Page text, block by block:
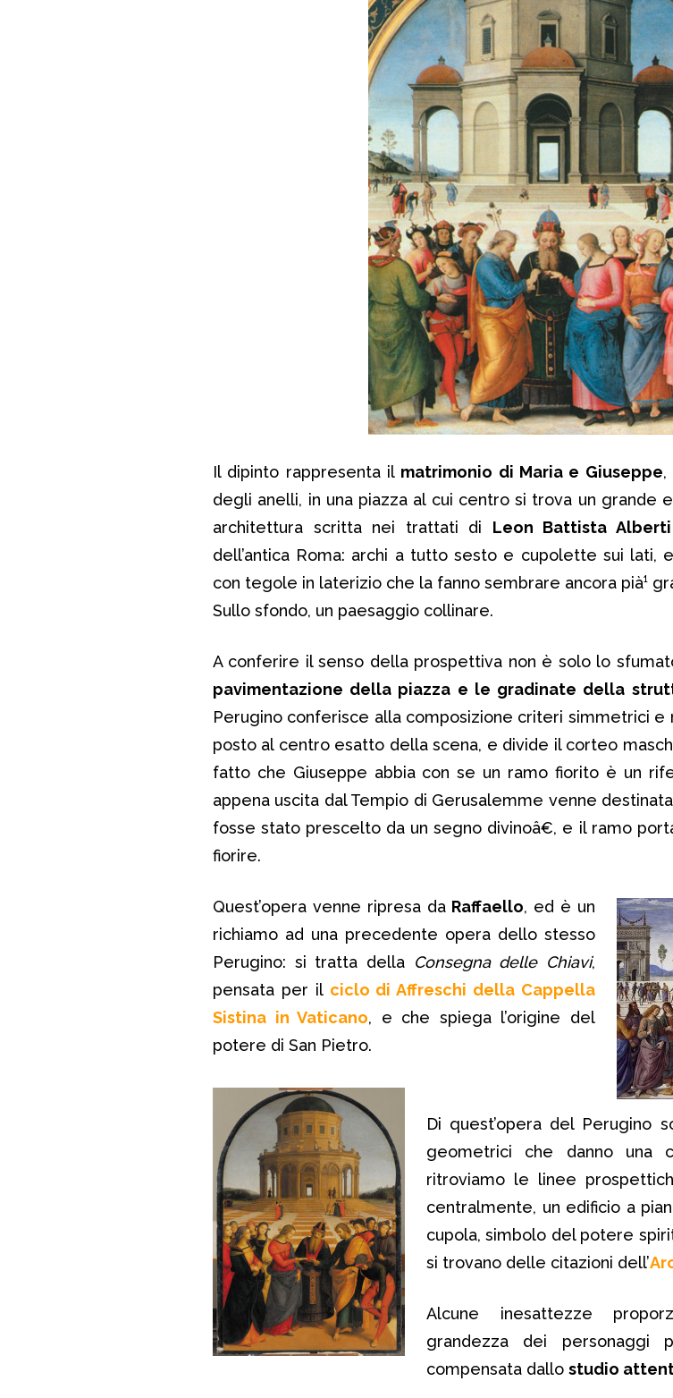
Il dipinto rappresenta il matrimonio di Maria e Giuseppe,
degli anelli, in una piazza al cui centro si trova un grande
architettura scritta nei trattati di Leon Battista Alberti
dell’antica Roma: archi a tutto sesto e cupolette sui lati,
con tegole in laterizio che la fanno sembrare ancora pià¹
Sullo sfondo, un paesaggio collinare.
A conferire il senso della prospettiva non è solo lo
pavimentazione della piazza e le gradinate della
Perugino conferisce alla composizione criteri simmetrici
posto al centro esatto della scena, e divide il corteo
fatto che Giuseppe abbia con se un ramo fiorito è un
appena uscita dal Tempio di Gerusalemme venne
fosse stato prescelto da un segno divinoâ€, e il ramo
fiorire.
Quest’opera venne ripresa da Raffaello, ed è un
richiamo ad una precedente opera dello stesso
Perugino: si tratta della Consegna delle Chiavi,
pensata per il ciclo di Affreschi della Cappella
Sistina in Vaticano, e che spiega l’origine del
potere di San Pietro.
Di quest’opera del Perugino
geometrici che danno una
ritroviamo le linee
centralmente, un edificio a
cupola, simbolo del potere
si trovano delle citazioni dell’
Alcune inesattezze
grandezza dei
compensata dallo studio